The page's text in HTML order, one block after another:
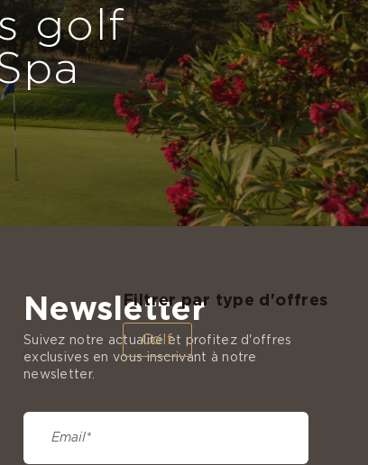
golf
Filtrer par type d'offres
Golf
Newsletter
Suivez notre actualité et profitez d'offres
exclusives en vous inscrivant à notre
newsletter.